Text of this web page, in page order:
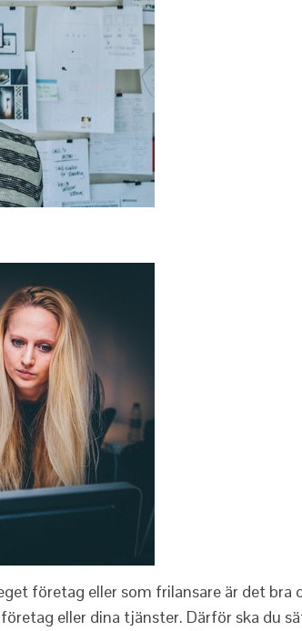
företag eller som frilansare är det bra
eller dina tjänster. Därför ska du